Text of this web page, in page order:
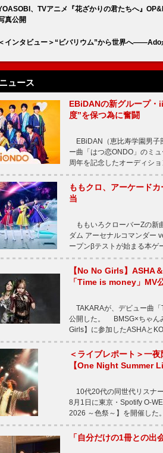
、TVアニメ『花ざかりの君たちへ』
真公開
＜インタビュー＞“ビバリウム”から世界へ――Ado
ュース
EBiDANの新グループ・
度”を保つ為に奮闘
EBiDAN（恵比寿学園男子
ー曲「はつ恋ONDO」のミ
周年を記念したオーディシ
ももクロ、アーケード
当
ももいろクローバーZの新
ダム アーセナルコマンダー
ープンβテストが始まる本
【No No Girls】ASHA
「Time is money」MV
TAKARAが、デビュー曲「
公開した。 BMSG×ちゃん
Girls】に参加したASHAと
＜ライブレポート＞一
【One Night Summer
10代20代の同世代リスナ
8月1日に東京・Spotify O-
2026 ～色祭～】を開催し
「自分だけの1冊との